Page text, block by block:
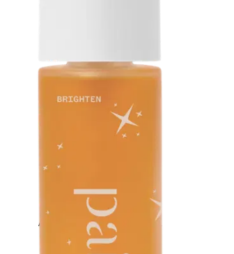
Avaa tuotekuva suurennettuna